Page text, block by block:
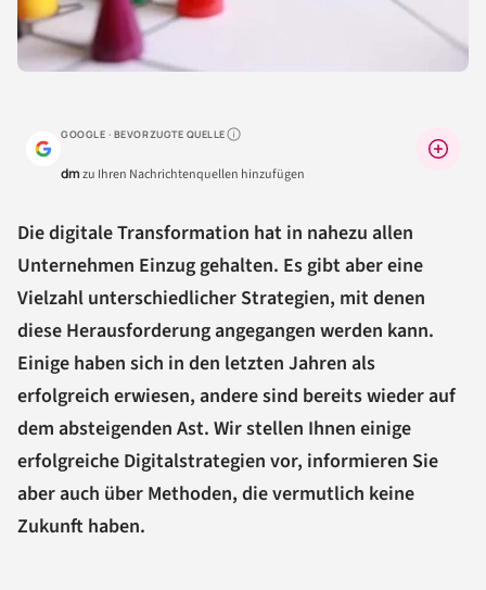
GOOGLE · BEVORZUGTE QUELLEWarum lohnt sich das?
dmzu Ihren Nachrichtenquellen hinzufügen
Die digitale Transformation hat in nahezu allen
Unternehmen Einzug gehalten. Es gibt aber eine
Vielzahl unterschiedlicher Strategien, mit denen
diese Herausforderung angegangen werden kann.
Einige haben sich in den letzten Jahren als
erfolgreich erwiesen, andere sind bereits wieder auf
dem absteigenden Ast. Wir stellen Ihnen einige
erfolgreiche Digitalstrategien vor, informieren Sie
aber auch über Methoden, die vermutlich keine
Zukunft haben.